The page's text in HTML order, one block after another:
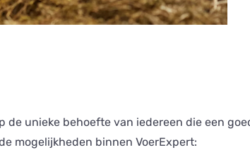
unieke behoefte van iedereen die een
mogelijkheden binnen VoerExpert: